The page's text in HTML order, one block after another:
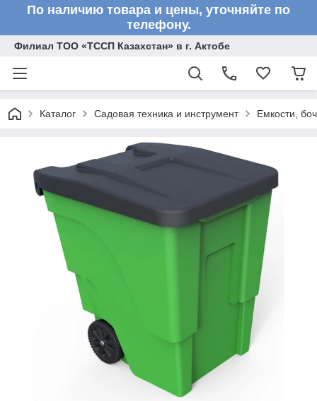
По наличию товара и цены, уточняйте по
телефону.
Филиал ТОО «ТССП Казахстан» в г. Актобе
Каталог Садовая техника и инструмент Емкости,